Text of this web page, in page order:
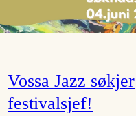
Vossa Jazz søkjer
festivalsjef!